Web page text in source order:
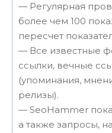
— Регулярная
более чем 100
пересчет
— Все известные
ссылки, вечные
(упоминания,
релизы).
— SeoHammer
а также запросы,